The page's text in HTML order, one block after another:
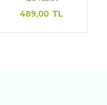
489,00 TL